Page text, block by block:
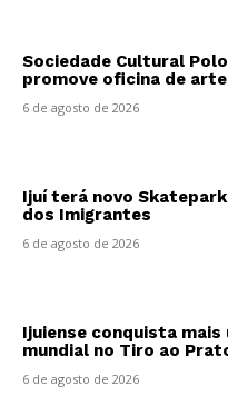
Sociedade Cultural
promove oficina de
6 de agosto de 2026
Ijuí terá novo
dos Imigrantes
6 de agosto de 2026
Ijuiense conquista
mundial no Tiro ao
6 de agosto de 2026